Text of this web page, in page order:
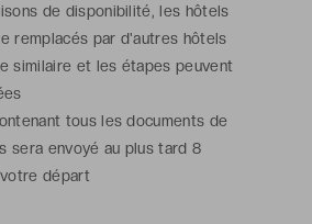
de disponibilité, les hôtels
remplacés par d'autres hôtels
similaire et les étapes peuvent
tous les documents de
sera envoyé au plus tard 8
départ